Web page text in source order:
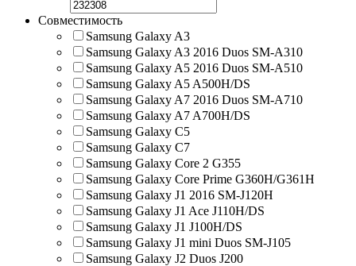
Совместимость
Samsung Galaxy A3
Samsung Galaxy A3 2016 Duos SM-A310
Samsung Galaxy A5 2016 Duos SM-A510
Samsung Galaxy A5 A500H/DS
Samsung Galaxy A7 2016 Duos SM-A710
Samsung Galaxy A7 A700H/DS
Samsung Galaxy C5
Samsung Galaxy C7
Samsung Galaxy Core 2 G355
Samsung Galaxy Core Prime G360H/G361H
Samsung Galaxy J1 2016 SM-J120H
Samsung Galaxy J1 Ace J110H/DS
Samsung Galaxy J1 J100H/DS
Samsung Galaxy J1 mini Duos SM-J105
Samsung Galaxy J2 Duos J200